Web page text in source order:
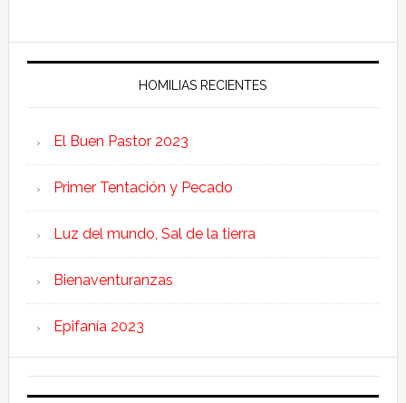
HOMILIAS RECIENTES
El Buen Pastor 2023
Primer Tentación y Pecado
Luz del mundo, Sal de la tierra
Bienaventuranzas
Epifanía 2023